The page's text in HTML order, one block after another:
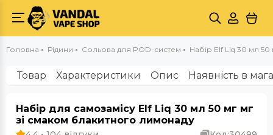
Головна Рідини Сольова для POD-систем Набір Elf Liq 30 мл 50
Товар Характеристики Опис Наявність в
Набір для самозамісу Elf Liq 30 мл 50 мг мг
зі смаком блакитного лимонаду